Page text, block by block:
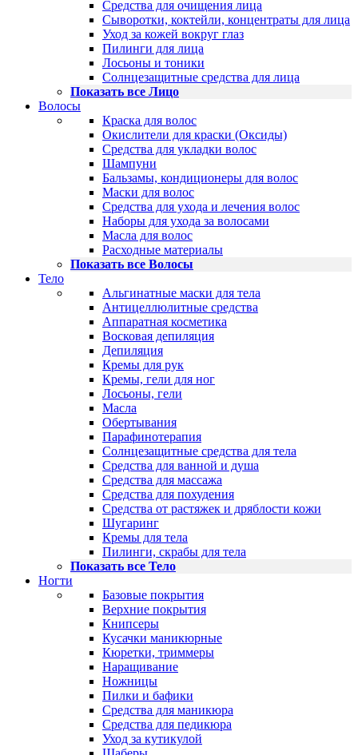
Средства для очищения лица
Сыворотки, коктейли, концентраты для лица
Уход за кожей вокруг глаз
Пилинги для лица
Лосьоны и тоники
Солнцезащитные средства для лица
Показать все Лицо
Волосы
Краска для волос
Окислители для краски (Оксиды)
Средства для укладки волос
Шампуни
Бальзамы, кондиционеры для волос
Маски для волос
Средства для ухода и лечения волос
Наборы для ухода за волосами
Масла для волос
Расходные материалы
Показать все Волосы
Тело
Альгинатные маски для тела
Антицеллюлитные средства
Аппаратная косметика
Восковая депиляция
Депиляция
Кремы для рук
Кремы, гели для ног
Лосьоны, гели
Масла
Обертывания
Парафинотерапия
Солнцезащитные средства для тела
Средства для ванной и душа
Средства для массажа
Средства для похудения
Средства от растяжек и дряблости кожи
Шугаринг
Кремы для тела
Пилинги, скрабы для тела
Показать все Тело
Ногти
Базовые покрытия
Верхние покрытия
Книпсеры
Кусачки маникюрные
Кюретки, триммеры
Наращивание
Ножницы
Пилки и бафики
Средства для маникюра
Средства для педикюра
Уход за кутикулой